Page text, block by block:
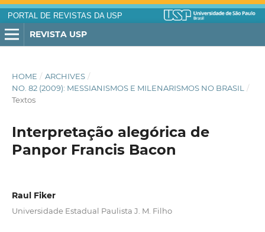
PORTAL DE REVISTAS DA USP
REVISTA USP
HOME / ARCHIVES /
NO. 82 (2009): MESSIANISMOS E MILENARISMOS NO BRASIL /
Textos
Interpretação alegórica de
Panpor Francis Bacon
Raul Fiker
Universidade Estadual Paulista J. M. Filho